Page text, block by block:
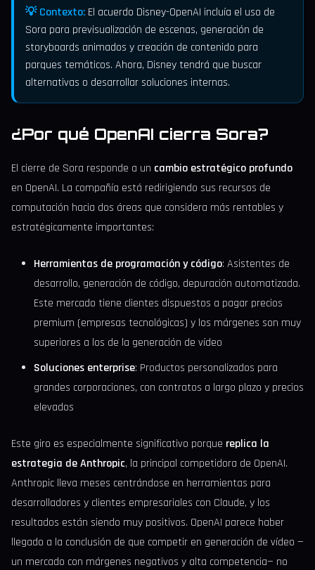
💡 Contexto: El acuerdo Disney-OpenAI incluía el uso de
Sora para previsualización de escenas, generación de
storyboards animados y creación de contenido para
parques temáticos. Ahora, Disney tendrá que buscar
alternativas o desarrollar soluciones internas.
¿Por qué OpenAI cierra Sora?
El cierre de Sora responde a un cambio estratégico profundo
en OpenAI. La compañía está redirigiendo sus recursos de
computación hacia dos áreas que considera más rentables y
estratégicamente importantes:
Herramientas de programación y código: Asistentes de
desarrollo, generación de código, depuración automatizada.
Este mercado tiene clientes dispuestos a pagar precios
premium (empresas tecnológicas) y los márgenes son muy
superiores a los de la generación de vídeo
Soluciones enterprise: Productos personalizados para
grandes corporaciones, con contratos a largo plazo y precios
elevados
Este giro es especialmente significativo porque replica la
estrategia de Anthropic, la principal competidora de OpenAI.
Anthropic lleva meses centrándose en herramientas para
desarrolladores y clientes empresariales con Claude, y los
resultados están siendo muy positivos. OpenAI parece haber
llegado a la conclusión de que competir en generación de vídeo —
un mercado con márgenes negativos y alta competencia— no